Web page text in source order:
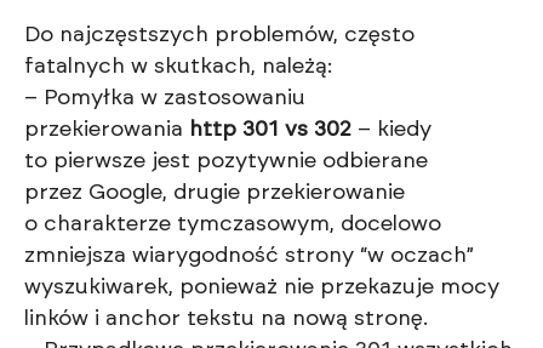
Do najczęstszych problemów, często
fatalnych w skutkach, należą:
– Pomyłka w zastosowaniu
przekierowania http 301 vs 302 – kiedy
to pierwsze jest pozytywnie odbierane
przez Google, drugie przekierowanie
o charakterze tymczasowym, docelowo
zmniejsza wiarygodność strony “w oczach”
wyszukiwarek, ponieważ nie przekazuje mocy
linków i anchor tekstu na nową stronę.